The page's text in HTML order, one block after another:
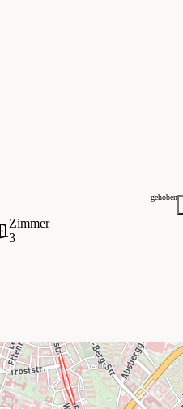
gehoben
Zimmer
3